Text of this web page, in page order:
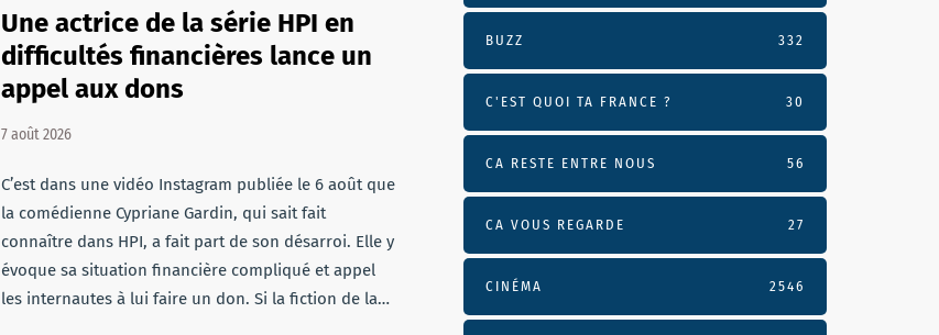
Une actrice de la série HPI en
difficultés financières lance un
appel aux dons
7 août 2026
C’est dans une vidéo Instagram publiée le 6 août que
la comédienne Cypriane Gardin, qui sait fait
connaître dans HPI, a fait part de son désarroi. Elle y
évoque sa situation financière compliqué et appel
les internautes à lui faire un don. Si la fiction de la…
BUZZ 332
C'EST QUOI TA FRANCE ? 30
CA RESTE ENTRE NOUS 56
CA VOUS REGARDE 27
CINÉMA 2546